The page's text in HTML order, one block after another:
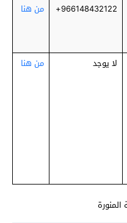
966148432122+ من هنا
لا يوجد من هنا